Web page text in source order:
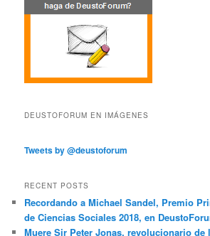
DEUSTOFORUM EN IMÁGENES
Tweets by @deustoforum
RECENT POSTS
Recordando a Michael Sandel, Premio
de Ciencias Sociales 2018, en
Muere Sir Peter Jonas, revolucionario de